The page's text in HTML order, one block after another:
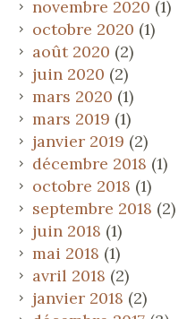
novembre 2020 (1)
octobre 2020 (1)
août 2020 (2)
juin 2020 (2)
mars 2020 (1)
mars 2019 (1)
janvier 2019 (2)
décembre 2018 (1)
octobre 2018 (1)
septembre 2018 (2)
juin 2018 (1)
mai 2018 (1)
avril 2018 (2)
janvier 2018 (2)